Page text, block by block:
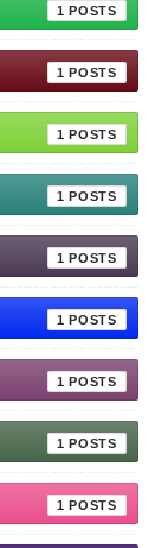
1
1
1
1
1
1
1
1
1